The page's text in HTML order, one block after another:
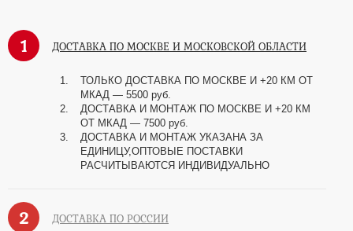
1 ДОСТАВКА ПО МОСКВЕ И МОСКОВСКОЙ ОБЛАСТИ
ТОЛЬКО ДОСТАВКА ПО МОСКВЕ И +20 КМ ОТ
МКАД — 5500 руб.
ДОСТАВКА И МОНТАЖ ПО МОСКВЕ И +20 КМ
ОТ МКАД — 7500 руб.
ДОСТАВКА И МОНТАЖ УКАЗАНА ЗА
ЕДИНИЦУ,ОПТОВЫЕ ПОСТАВКИ
РАСЧИТЫВАЮТСЯ ИНДИВИДУАЛЬНО
2 ДОСТАВКА ПО РОССИИ